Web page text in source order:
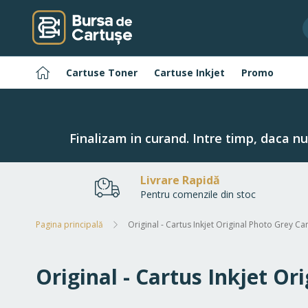
Navigați
la
Conținut
PaginaCartuse Toner Cartuse Inkjet Promo
Finalizam in curand. Intre timp, daca
Livrare Rapidă
Pentru comenzile din stoc
Pagina principală Original - Cartus Inkjet Original Photo Grey
Original - Cartus Inkjet